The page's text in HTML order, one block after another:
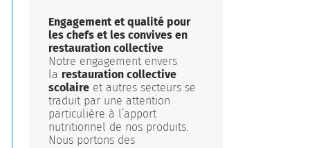
Engagement et qualité pour
les chefs et les convives en
restauration collective
Notre engagement envers
la restauration collective
scolaire et autres secteurs se
traduit par une attention
particulière à l’apport
nutritionnel de nos produits.
Nous portons des